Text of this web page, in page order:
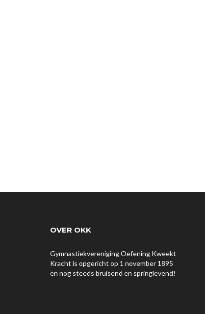
OVER OKK
Gymnastiekvereniging Oefening Kweekt
Kracht is opgericht op 1 november 1895
en nog steeds bruisend en springlevend!